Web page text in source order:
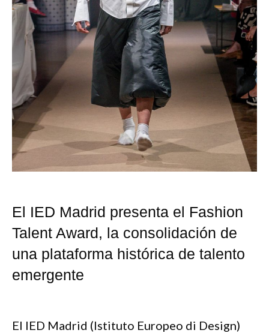
El IED Madrid presenta el Fashion
Talent Award, la consolidación de
una plataforma histórica de talento
emergente
El IED Madrid (Istituto Europeo di Design)